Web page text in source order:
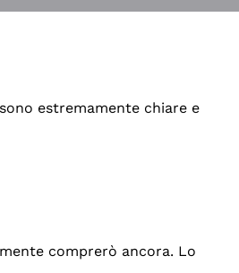
estremamente chiare e
comprerò ancora. Lo